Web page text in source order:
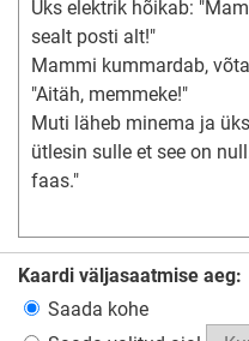
Kaardi väljasaatmise aeg:
Saada kohe